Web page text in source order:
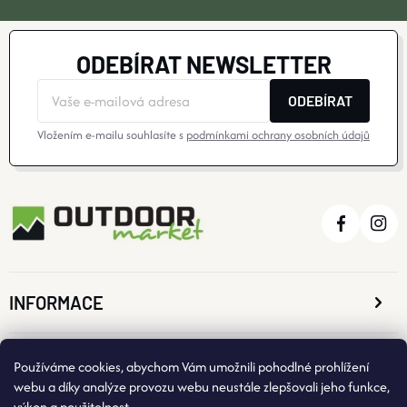
Používáme cookies, abychom Vám umožnili pohodlné prohlížení
webu a díky analýze provozu webu neustále zlepšovali jeho funkce,
ODEBÍRAT NEWSLETTER
ODEBÍRAT
Vložením e-mailu souhlasíte s podmínkami ochrany osobních údajů
INFORMACE
O NÁKUPU